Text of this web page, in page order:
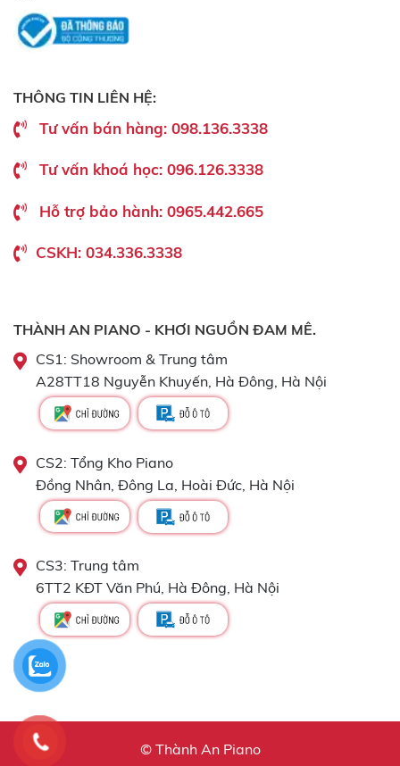
THÔNG TIN LIÊN HỆ:
Tư vấn bán hàng: 098.136.3338
Tư vấn khoá học: 096.126.3338
Hỗ trợ bảo hành: 0965.442.665
CSKH: 034.336.3338
THÀNH AN PIANO - KHƠI NGUỒN ĐAM MÊ.
CS1: Showroom & Trung tâm
A28TT18 Nguyễn Khuyến, Hà Đông, Hà Nội
CS2: Tổng Kho Piano
Đồng Nhân, Đông La, Hoài Đức, Hà Nội
CS3: Trung tâm
6TT2 KĐT Văn Phú, Hà Đông, Hà Nội
© Thành An Piano